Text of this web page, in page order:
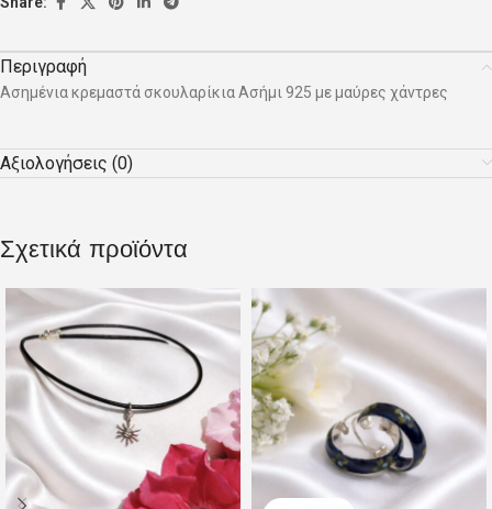
Περιγραφή
Ασημένια κρεμαστά σκουλαρίκια Ασήμι 925 με μαύρες χάντρες
Αξιολογήσεις (0)
Σχετικά προϊόντα